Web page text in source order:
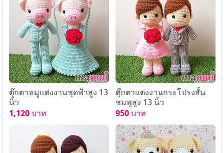
ตุ๊กตาหมูแต่งงานชุดฟ้าสูง 13
นิ้ว
1,120บาท
ตุ๊กตาแต่งงานกระโปรงสั้น
ชมพูสูง 13 นิ้ว
950บาท